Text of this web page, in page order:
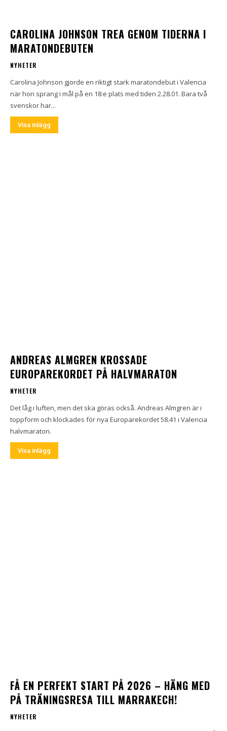
CAROLINA JOHNSON TREA GENOM TIDERNA I
MARATONDEBUTEN
NYHETER
Carolina Johnson gjorde en riktigt stark maratondebut i Valencia
när hon sprang i mål på en 18:e plats med tiden 2.28.01. Bara två
svenskor har...
Visa inlägg
ANDREAS ALMGREN KROSSADE
EUROPAREKORDET PÅ HALVMARATON
NYHETER
Det låg i luften, men det ska göras också. Andreas Almgren är i
toppform och klockades för nya Europarekordet 58.41 i Valencia
halvmaraton.
Visa inlägg
FÅ EN PERFEKT START PÅ 2026 – HÄNG MED
PÅ TRÄNINGSRESA TILL MARRAKECH!
NYHETER